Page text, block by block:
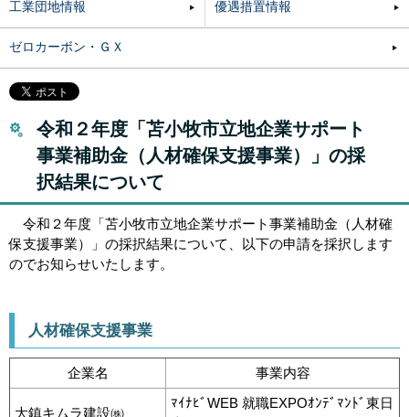
工業団地情報 優遇措置情報
ゼロカーボン・ＧＸ
令和２年度「苫小牧市立地企業サポート
事業補助金（人材確保支援事業）」の採
択結果について
令和２年度「苫小牧市立地企業サポート事業補助金（人材確
保支援事業）」の採択結果について、以下の申請を採択します
のでお知らせいたします。
人材確保支援事業
企業名 事業内容
大鎮キムラ建設㈱
ﾏｲﾅﾋﾞWEB 就職EXPOｵﾝﾃﾞﾏﾝﾄﾞ東日